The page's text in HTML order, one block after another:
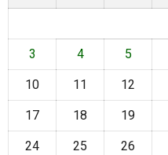
3 4 5
10 11 12
17 18 19
24 25 26